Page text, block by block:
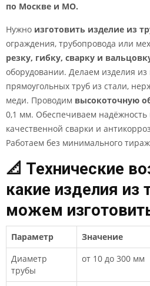
по Москве и МО.
Нужно изготовить изделие из
ограждения, трубопровода или
резку, гибку, сварку и
оборудовании. Делаем изделия
прямоугольных труб из стали,
меди. Проводим высокоточную
0,1 мм. Обеспечиваем надёжность
качественной сварки и
Работаем без минимального
📐 Технические
какие изделия из
можем
Параметр
Значение
Диаметр
трубы
от 10 до 300 мм